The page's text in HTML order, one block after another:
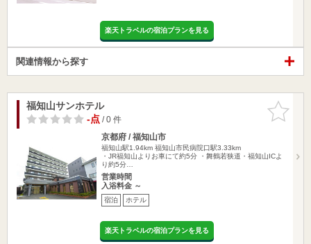
楽天トラベルの宿泊プランを見る
関連情報から探す
お気に入
りに追加
福知山サンホテル
-点/ 0 件
京都府 / 福知山市
福知山駅1.94km 福知山市民病院口駅3.33km
・JR福知山よりお車にて約5分 ・舞鶴若狭道・福知山ICよ
り約5分…
営業時間
入浴料金 ～
宿泊 ホテル
楽天トラベルの宿泊プランを見る